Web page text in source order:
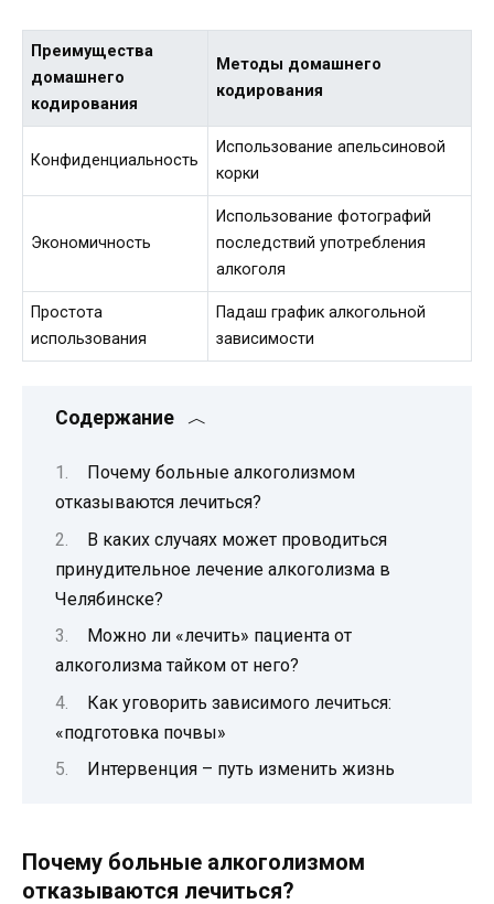
Преимущества
домашнего
кодирования
Методы домашнего
кодирования
Конфиденциальность
Использование апельсиновой
корки
Экономичность
Использование фотографий
последствий употребления
алкоголя
Простота
использования
Падаш график алкогольной
зависимости
Содержание
Почему больные алкоголизмом
отказываются лечиться?
В каких случаях может проводиться
принудительное лечение алкоголизма в
Челябинске?
Можно ли «лечить» пациента от
алкоголизма тайком от него?
Как уговорить зависимого лечиться:
«подготовка почвы»
Интервенция – путь изменить жизнь
Почему больные алкоголизмом
отказываются лечиться?